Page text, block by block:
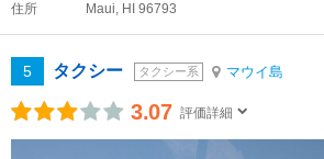
住所 Maui, HI 96793
5 タクシー タクシー系 マウイ島
3.07 評価詳細